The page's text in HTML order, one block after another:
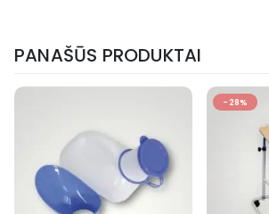
PANAŠŪS PRODUKTAI
-28%